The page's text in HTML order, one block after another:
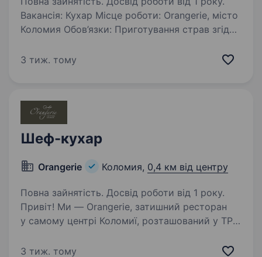
Вакансія: Кухар Місце роботи: Orangerie, місто
Коломия Обов’язки: Приготування страв згідно
вимог щодо якості та безпеки продуктів
3 тиж. тому
Шеф-кухар
Orangerie Коломия, 0,4 км від центру
Повна зайнятість. Досвід роботи від 1 року.
Привіт! Ми — Orangerie, затишний ресторан
у самому центрі Коломиї, розташований у ТРЦ
створюється з душею, натхненням і любов’ю
3 тиж. тому